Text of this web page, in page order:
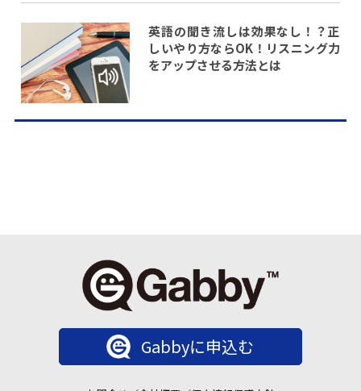
英語の聞き流しは効果なし！？正
しいやり方ならOK！リスニング力
をアップさせる方法とは
Gabbyに申込む